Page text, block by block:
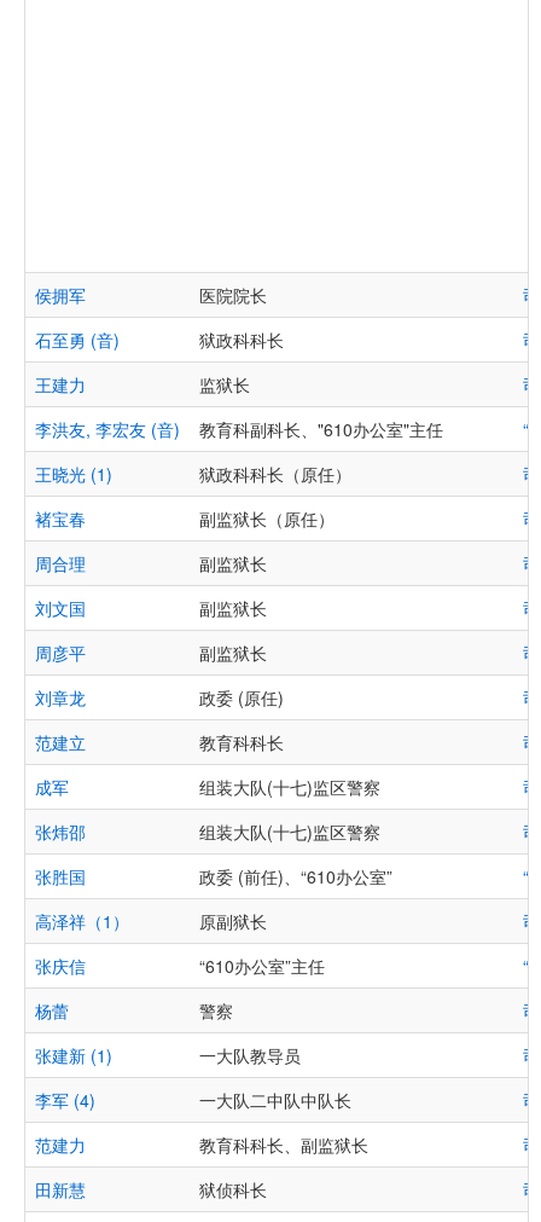
侯拥军 医院院长
石至勇 (音)
狱政科科长
王建力
监狱长
李洪友, 李宏友 (音)
教育科副科长、"610办公室"主任
王晓光 (1)
狱政科科长（原任）
褚宝春
副监狱长（原任）
周合理
副监狱长
刘文国
副监狱长
周彦平
副监狱长
刘章龙
政委 (原任)
范建立
教育科科长
成军
组装大队(十七)监区警察
张炜邵
组装大队(十七)监区警察
张胜国
政委 (前任)、“610办公室”
高泽祥（1）
原副狱长
张庆信
“610办公室”主任
杨蕾
警察
张建新 (1)
一大队教导员
李军 (4)
一大队二中队中队长
范建力
教育科科长、副监狱长
田新慧
狱侦科长